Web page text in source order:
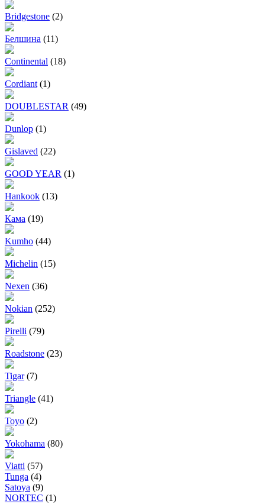
Bridgestone (2)
Белшина (11)
Continental (18)
Cordiant (1)
DOUBLESTAR (49)
Dunlop (1)
Gislaved (22)
GOOD YEAR (1)
Hankook (13)
Кама (19)
Kumho (44)
Michelin (15)
Nexen (36)
Nokian (252)
Pirelli (79)
Roadstone (23)
Tigar (7)
Triangle (41)
Toyo (2)
Yokohama (80)
Viatti (57)
Tunga (4)
Satoya (9)
NORTEC (1)